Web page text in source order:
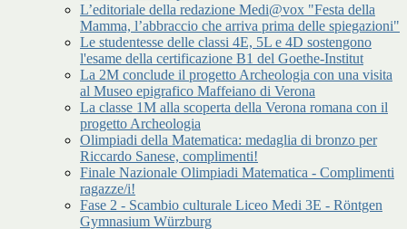
L’editoriale della redazione Medi@vox "Festa della
Mamma, l’abbraccio che arriva prima delle spiegazioni"
Le studentesse delle classi 4E, 5L e 4D sostengono
l'esame della certificazione B1 del Goethe-Institut
La 2M conclude il progetto Archeologia con una visita
al Museo epigrafico Maffeiano di Verona
La classe 1M alla scoperta della Verona romana con il
progetto Archeologia
Olimpiadi della Matematica: medaglia di bronzo per
Riccardo Sanese, complimenti!
Finale Nazionale Olimpiadi Matematica - Complimenti
ragazze/i!
Fase 2 - Scambio culturale Liceo Medi 3E - Röntgen
Gymnasium Würzburg